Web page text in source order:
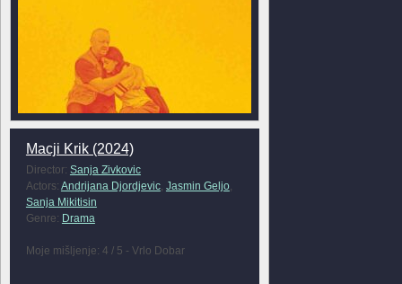
Macji Krik (2024)
Director: Sanja Zivkovic
Actors: Andrijana Djordjevic, Jasmin Geljo,
Sanja Mikitisin
Genre: Drama
Moje mišljenje: 4 / 5 - Vrlo Dobar